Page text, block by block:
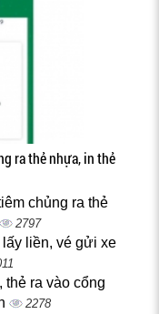
ra thẻ nhựa, in thẻ
chủng ra thẻ
2797
liền, vé gửi xe
thẻ ra vào cổng
2278